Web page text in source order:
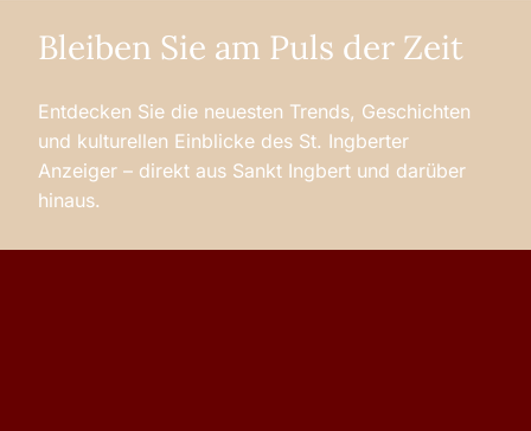
Bleiben Sie am Puls der Zeit
Entdecken Sie die neuesten Trends, Geschichten
und kulturellen Einblicke des St. Ingberter
Anzeiger – direkt aus Sankt Ingbert und darüber
hinaus.